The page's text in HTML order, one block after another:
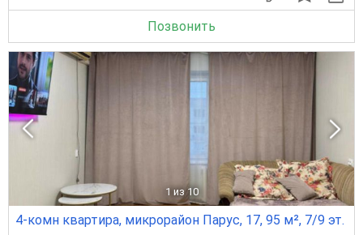
Позвонить
1 из 10
4-комн квартира, микрорайон Парус, 17, 95 м², 7/9 эт.